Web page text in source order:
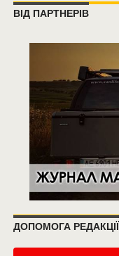
ВІД ПАРТНЕРІВ
ДОПОМОГА РЕДАКЦІЇ